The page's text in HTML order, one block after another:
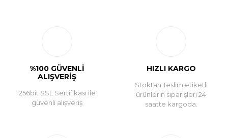
%100 GÜVENLİ
ALIŞVERİŞ
256bit SSL Sertifikası ile
güvenli alışveriş
HIZLI KARGO
Stoktan Teslim etiketli
ürünlerin siparişleri 24
saatte kargoda.